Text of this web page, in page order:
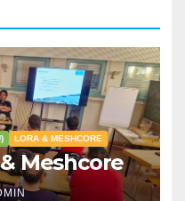
LORA & MESHCORE
Meshcore